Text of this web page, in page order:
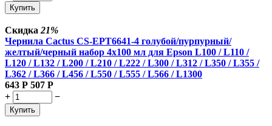
Купить
Скидка 21%
Чернила Cactus CS-EPT6641-4 голубой/пурпурный/
желтый/черный набор 4x100 мл для Epson L100 / L110 /
L120 / L132 / L200 / L210 / L222 / L300 / L312 / L350 / L355 /
L362 / L366 / L456 / L550 / L555 / L566 / L1300
643 Р 507 Р
+
−
Купить